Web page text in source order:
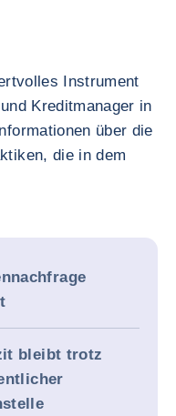
Instrument
Kreditmanager in
über die
die in dem
bleibt trotz